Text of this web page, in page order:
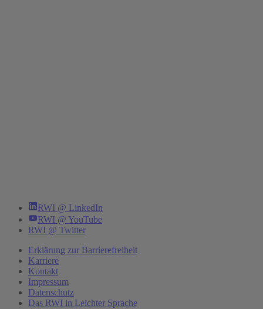
RWI @ LinkedIn
RWI @ YouTube
RWI @ Twitter
Erklärung zur Barrierefreiheit
Karriere
Kontakt
Impressum
Datenschutz
Das RWI in Leichter Sprache